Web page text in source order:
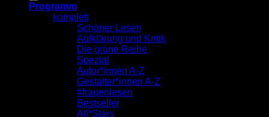
Programm
komplett
Schöner Lesen
Aufklärung und Kritik
Die grüne Reihe
Spezial
Autor*innen A-Z
Gestalter*innen A-Z
#frauenlesen
Bestseller
All*Stars